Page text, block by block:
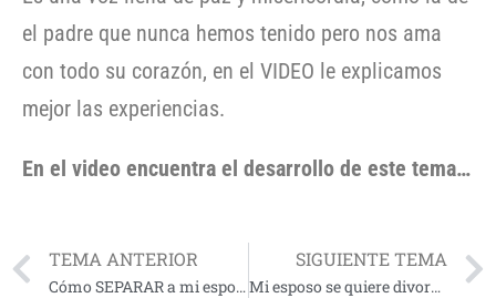
el padre que nunca hemos tenido pero nos ama
con todo su corazón, en el VIDEO le explicamos
mejor las experiencias.
En el video encuentra el desarrollo de este tema…
TEMA ANTERIOR
Cómo SEPARAR a mi esposo de la AMANTE
SIGUIENTE TEMA
Mi esposo se quiere divorciar y yo no quiero